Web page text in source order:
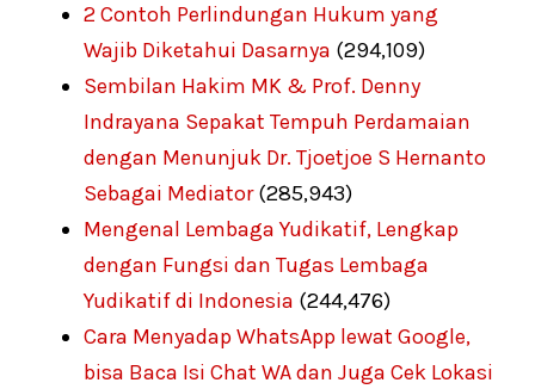
2 Contoh Perlindungan Hukum yang
Wajib Diketahui Dasarnya (294,109)
Sembilan Hakim MK & Prof. Denny
Indrayana Sepakat Tempuh Perdamaian
dengan Menunjuk Dr. Tjoetjoe S Hernanto
Sebagai Mediator (285,943)
Mengenal Lembaga Yudikatif, Lengkap
dengan Fungsi dan Tugas Lembaga
Yudikatif di Indonesia (244,476)
Cara Menyadap WhatsApp lewat Google,
bisa Baca Isi Chat WA dan Juga Cek Lokasi